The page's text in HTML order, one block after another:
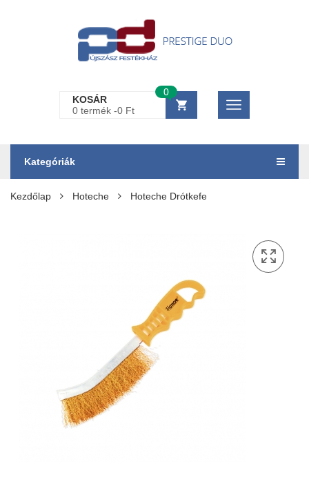
KOSÁR
0 termék -0 Ft
0
Kategóriák
Kezdőlap Hoteche Hoteche Drótkefe